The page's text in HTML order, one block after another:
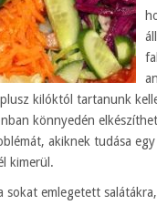
kilóktól tartanunk
könnyedén
akiknek tudása
kimerül.
sokat emlegetett